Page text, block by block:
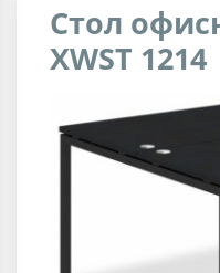
Стол
XWST 1214